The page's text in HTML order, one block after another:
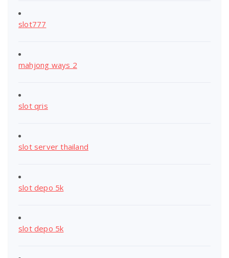
slot777
mahjong ways 2
slot qris
slot server thailand
slot depo 5k
slot depo 5k